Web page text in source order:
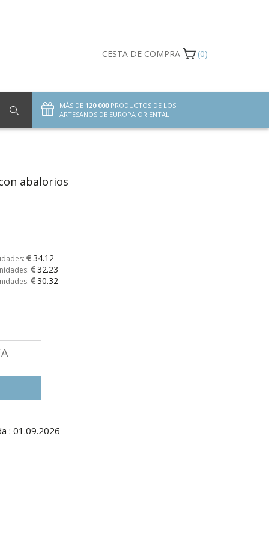
abalorios
34.12
32.23
30.32
: 01.09.2026
CESTA DE COMPRA (0)
MÁS DE 120 000PRODUCTOS DE LOS
ARTESANOS DE EUROPA ORIENTAL